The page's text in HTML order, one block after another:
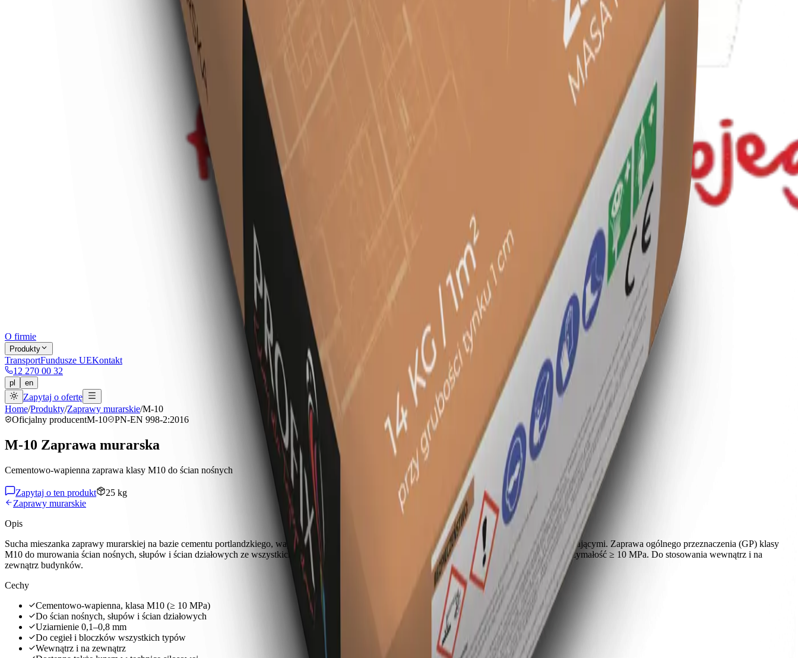
O firmie
Produkty
TransportFundusze UEKontakt
12 270 00 32
pl en
Zapytaj o ofertę
Home/Produkty/Zaprawy murarskie/M-10
Oficjalny producentM-10 PN-EN 998-2:2016
M-10 Zaprawa murarska
Cementowo-wapienna zaprawa klasy M10 do ścian nośnych
Zapytaj o ten produkt
25 kg
Zaprawy murarskie
Opis
Sucha mieszanka zaprawy murarskiej na bazie cementu portlandzkiego, wapna i piasku kwarcowego o uziarnieniu 0,1–0,8 mm, z dodatkami uplastyczniającymi. Zaprawa ogólnego przeznaczenia (GP) klasy
M10 do murowania ścian nośnych, słupów i ścian działowych ze wszystkich powszechnie stosowanych cegieł i bloczków. Po 28 dniach uzyskuje wytrzymałość ≥ 10 MPa. Do stosowania wewnątrz i na
zewnątrz budynków.
Cechy
Cementowo-wapienna, klasa M10 (≥ 10 MPa)
Do ścian nośnych, słupów i ścian działowych
Uziarnienie 0,1–0,8 mm
Do cegieł i bloczków wszystkich typów
Wewnątrz i na zewnątrz